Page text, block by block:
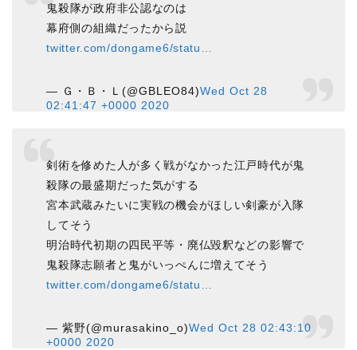
鬼殺隊が政府非公認なのは
幕府側の組織だったから説
twitter.com/dongame6/statu…
— Ｇ・Ｂ・Ｌ(@GBLEO84)Wed Oct 28
02:41:47 +0000 2020
剣術を修めた人が多く戦がなかった江戸時代が鬼
殺隊の最盛期だった気がする
宮本武蔵みたいに実戦の機会がほしい剣豪が入隊
してそう
明治時代初期の四民平等・廃仏毀釈などの影響で
鬼殺隊志願者と鬼がいっぺんに増えてそう
twitter.com/dongame6/statu…
— 紫野(@murasakino_o)Wed Oct 28 02:43:10
+0000 2020